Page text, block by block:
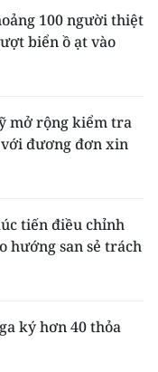
100 người thiệt
biển ồ ạt vào
mở rộng kiểm tra
đương đơn xin
tiến điều chỉnh
hướng san sẻ trách
ký hơn 40 thỏa